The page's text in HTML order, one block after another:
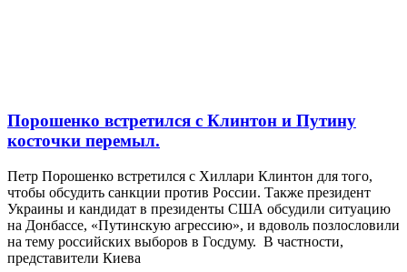
Порошенко встретился с Клинтон и Путину
косточки перемыл.
Петр Порошенко встретился с Хиллари Клинтон для того,
чтобы обсудить санкции против России. Также президент
Украины и кандидат в президенты США обсудили ситуацию
на Донбассе, «Путинскую агрессию», и вдоволь позлословили
на тему российских выборов в Госдуму. В частности,
представители Киева